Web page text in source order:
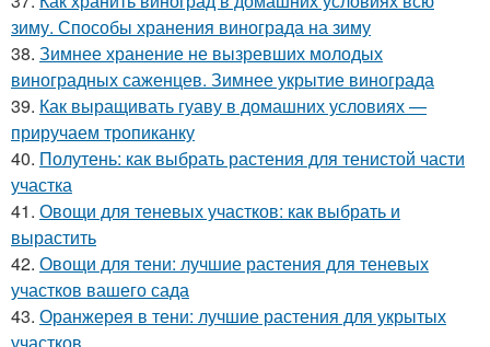
зиму. Способы хранения винограда на зиму
38. Зимнее хранение не вызревших молодых
виноградных саженцев. Зимнее укрытие винограда
39. Как выращивать гуаву в домашних условиях —
приручаем тропиканку
40. Полутень: как выбрать растения для тенистой части
участка
41. Овощи для теневых участков: как выбрать и
вырастить
42. Овощи для тени: лучшие растения для теневых
участков вашего сада
43. Оранжерея в тени: лучшие растения для укрытых